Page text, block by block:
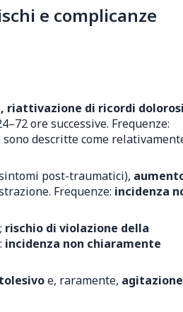
e complicanze
riattivazione di ricordi dolorosi
ore successive. Frequenze:
descritte come
post-traumatici),
Frequenze: incidenza
rischio di violazione della
incidenza non chiaramente
e, raramente, agitazione